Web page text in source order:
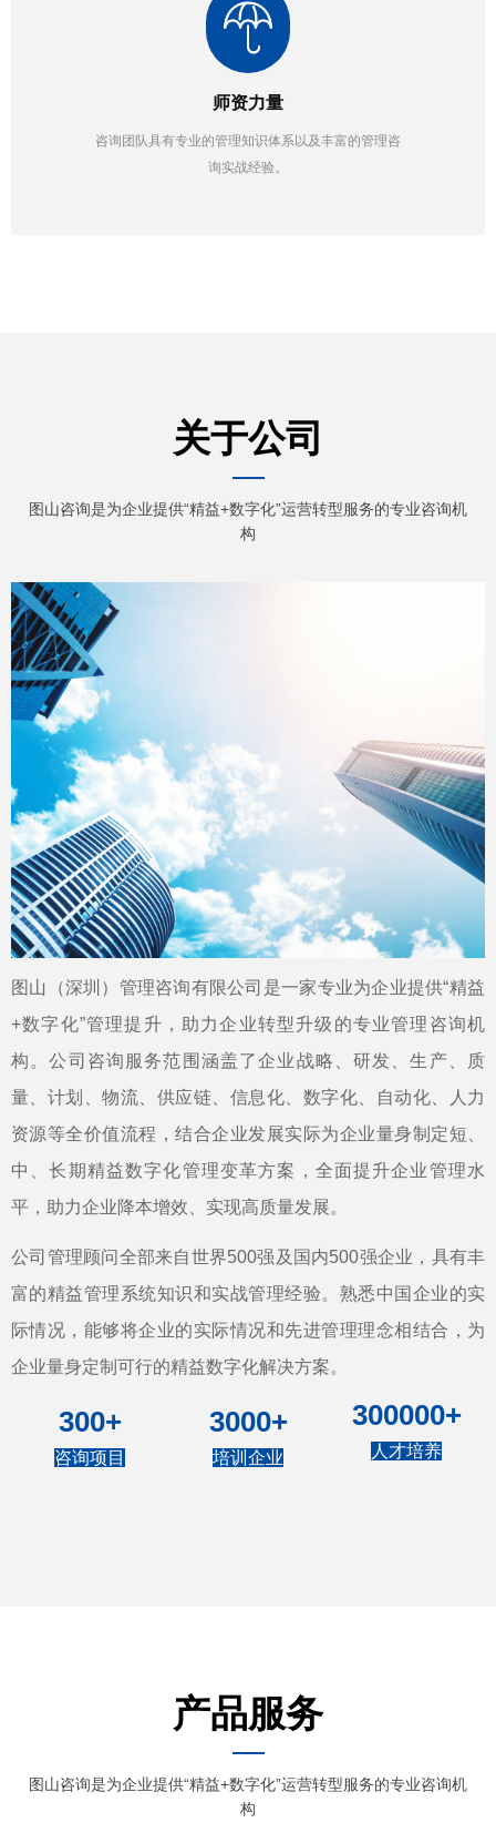
咨询团队具有专业的管理知识体系以及丰富的管理咨
询实战经验。
师资力量
图山咨询是为企业提供“精益+数字化”运营转型服务的专业咨询机
构
产品服务
图山（深圳）管理咨询有限公司是一家专业为企业提供“精益
+数字化”管理提升，助力企业转型升级的专业管理咨询机
构。公司咨询服务范围涵盖了企业战略、研发、生产、质
量、计划、物流、供应链、信息化、数字化、自动化、人力
资源等全价值流程，结合企业发展实际为企业量身制定短、
中、长期精益数字化管理变革方案，全面提升企业管理水
平，助力企业降本增效、实现高质量发展。
公司管理顾问全部来自世界500强及国内500强企业，具有丰
富的精益管理系统知识和实战管理经验。熟悉中国企业的实
际情况，能够将企业的实际情况和先进管理理念相结合，为
企业量身定制可行的精益数字化解决方案。
图山咨询是为企业提供“精益+数字化”运营转型服务的专业咨询机
构
关于公司
300+
咨询项目
3000+
培训企业
300000+
人才培养